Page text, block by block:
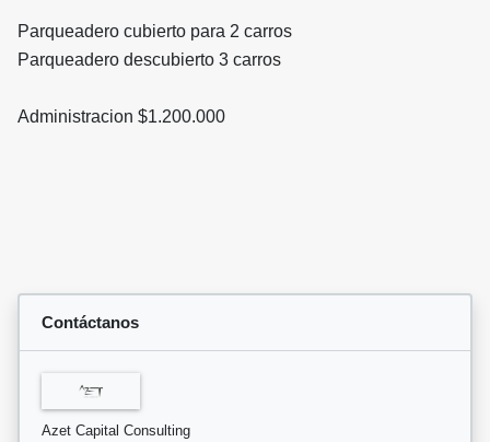
Parqueadero cubierto para 2 carros
Parqueadero descubierto 3 carros
Administracion $1.200.000
Contáctanos
Azet Capital Consulting